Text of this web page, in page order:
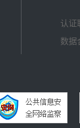
认证
数据